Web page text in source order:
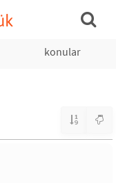
konular